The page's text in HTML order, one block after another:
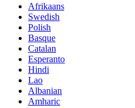
Afrikaans
Swedish
Polish
Basque
Catalan
Esperanto
Hindi
Lao
Albanian
Amharic